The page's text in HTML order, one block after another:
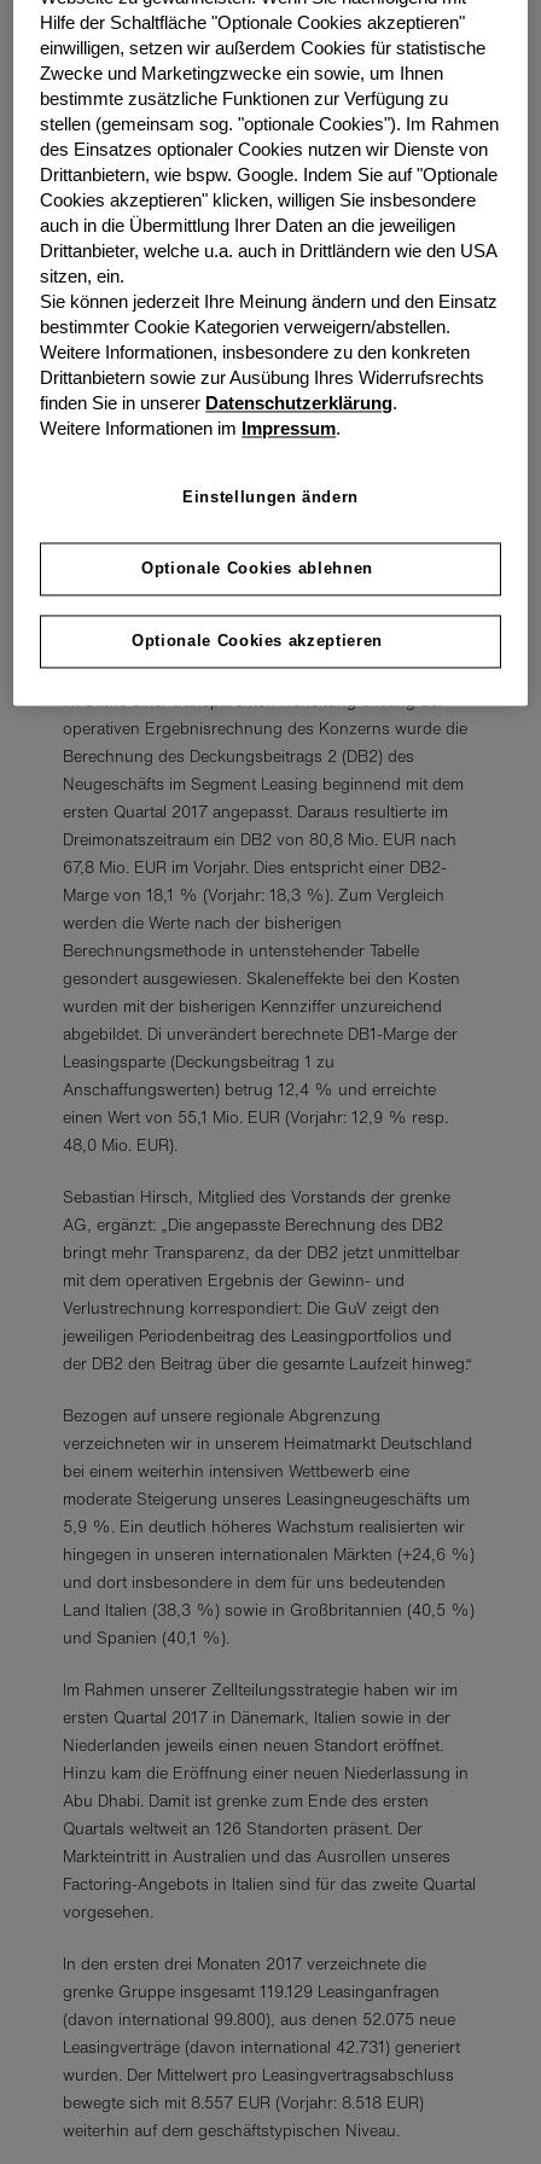
ist die Summe der Anschaffungskosten neu erworbener
Leasinggegenstände – in den ersten drei Monaten um
20,1 % auf 445,6 Mio. EUR (Vorjahr: 371,1 Mio. EUR)
an. Damit lag das Wachstum über der für das
Gesamtjahr prognostizierten Spanne von 11 bis 16 %.
Positiv entwickelte sich auch das Neugeschäft der
grenke Gruppe Factoring. Gegenüber Vorjahr konnte
die Summe der angekauften Forderungen um 28,1 %
auf 97,7 Mio. EUR (Vorjahr: 76,3 Mio. EUR) gesteigert
werden.
„Im Jahresauftaktquartal haben wir eine solide
Grundlage für die weitere Entwicklung im Jahresverlauf
geschaffen. Beim Neugeschäft der grenke Gruppe
verzeichneten wir in allen Segmenten zweistellige
Zuwachsraten. Insbesondere unsere internationalen
internationale Anteil an unserem Neugeschäft weiter zu
und erreichte nunmehr 74,0 % nach 71,8 % im
Vorjahr.“, erläuterte Wolfgang Grenke,
Vorstandsvorsitzender grenke AG, die
Neugeschäftsentwicklung in den ersten drei Monaten
Im Sinne einer transparenten Herleitung entlang der
operativen Ergebnisrechnung des Konzerns wurde die
Berechnung des Deckungsbeitrags 2 (DB2) des
Neugeschäfts im Segment Leasing beginnend mit dem
ersten Quartal 2017 angepasst. Daraus resultierte im
Dreimonatszeitraum ein DB2 von 80,8 Mio. EUR nach
67,8 Mio. EUR im Vorjahr. Dies entspricht einer DB2-
Marge von 18,1 % (Vorjahr: 18,3 %). Zum Vergleich
werden die Werte nach der bisherigen
Berechnungsmethode in untenstehender Tabelle
gesondert ausgewiesen. Skaleneffekte bei den Kosten
wurden mit der bisherigen Kennziffer unzureichend
abgebildet. Di unverändert berechnete DB1-Marge der
Leasingsparte (Deckungsbeitrag 1 zu
Anschaffungswerten) betrug 12,4 % und erreichte
einen Wert von 55,1 Mio. EUR (Vorjahr: 12,9 % resp.
48,0 Mio. EUR).
Sebastian Hirsch, Mitglied des Vorstands der grenke
AG, ergänzt: „Die angepasste Berechnung des DB2
bringt mehr Transparenz, da der DB2 jetzt unmittelbar
mit dem operativen Ergebnis der Gewinn- und
Verlustrechnung korrespondiert: Die GuV zeigt den
jeweiligen Periodenbeitrag des Leasingportfolios und
der DB2 den Beitrag über die gesamte Laufzeit hinweg.“
Bezogen auf unsere regionale Abgrenzung
verzeichneten wir in unserem Heimatmarkt Deutschland
bei einem weiterhin intensiven Wettbewerb eine
moderate Steigerung unseres Leasingneugeschäfts um
5,9 %. Ein deutlich höheres Wachstum realisierten wir
hingegen in unseren internationalen Märkten (+24,6 %)
und dort insbesondere in dem für uns bedeutenden
Land Italien (38,3 %) sowie in Großbritannien (40,5 %)
und Spanien (40,1 %).
Im Rahmen unserer Zellteilungsstrategie haben wir im
ersten Quartal 2017 in Dänemark, Italien sowie in der
Niederlanden jeweils einen neuen Standort eröffnet.
Hinzu kam die Eröffnung einer neuen Niederlassung in
Abu Dhabi. Damit ist grenke zum Ende des ersten
Quartals weltweit an 126 Standorten präsent. Der
Markteintritt in Australien und das Ausrollen unseres
Factoring-Angebots in Italien sind für das zweite Quartal
vorgesehen.
In den ersten drei Monaten 2017 verzeichnete die
grenke Gruppe insgesamt 119.129 Leasinganfragen
(davon international 99.800), aus denen 52.075 neue
Leasingverträge (davon international 42.731) generiert
wurden. Der Mittelwert pro Leasingvertragsabschluss
bewegte sich mit 8.557 EUR (Vorjahr: 8.518 EUR)
weiterhin auf dem geschäftstypischen Niveau.
Hilfe der Schaltfläche "Optionale Cookies akzeptieren"
einwilligen, setzen wir außerdem Cookies für statistische
Zwecke und Marketingzwecke ein sowie, um Ihnen
bestimmte zusätzliche Funktionen zur Verfügung zu
stellen (gemeinsam sog. "optionale Cookies").
Im Rahmen
des Einsatzes optionaler Cookies nutzen wir Dienste von
Drittanbietern, wie bspw. Google.
Indem Sie auf "Optionale
Cookies akzeptieren" klicken, willigen Sie insbesondere
auch in die Übermittlung Ihrer Daten an die jeweiligen
Drittanbieter, welche u.a. auch in Drittländern wie den USA
sitzen, ein.
Sie können jederzeit Ihre Meinung ändern und den Einsatz
bestimmter Cookie Kategorien verweigern/abstellen.
Weitere Informationen, insbesondere zu den konkreten
Drittanbietern sowie zur Ausübung Ihres Widerrufsrechts
finden Sie in unserer Datenschutzerklärung.
Weitere Informationen im
Impressum.
Einstellungen ändern
Optionale Cookies ablehnen
Optionale Cookies akzeptieren